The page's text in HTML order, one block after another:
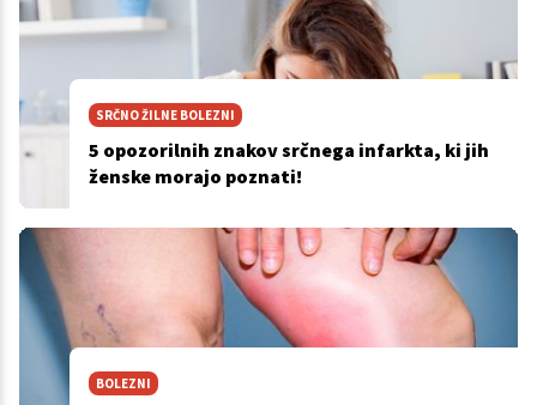
SRČNO ŽILNE BOLEZNI
5 opozorilnih znakov srčnega infarkta, ki jih
ženske morajo poznati!
BOLEZNI